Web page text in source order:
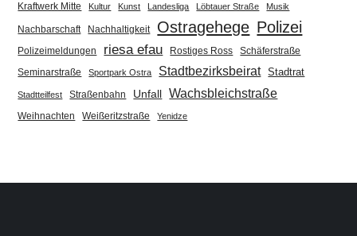
Kraftwerk Mitte
Kultur Kunst Landesliga Löbtauer Straße Musik
Nachbarschaft Nachhaltigkeit Ostragehege Polizei
Polizeimeldungen riesa efau Rostiges Ross Schäferstraße
Seminarstraße Sportpark Ostra Stadtbezirksbeirat Stadtrat
Stadtteilfest Straßenbahn Unfall Wachsbleichstraße
Weihnachten Weißeritzstraße Yenidze